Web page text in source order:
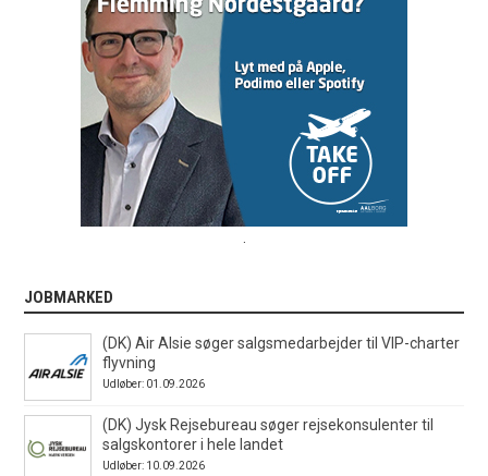
JOBMARKED
(DK) Air Alsie søger salgsmedarbejder til VIP-charter
flyvning
Udløber: 01.09.2026
(DK) Jysk Rejsebureau søger rejsekonsulenter til
salgskontorer i hele landet
Udløber: 10.09.2026